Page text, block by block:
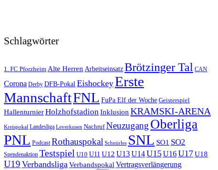
Schlagwörter
1. FC Pforzheim Alte Herren Arbeitseinsatz Brötzinger Tal CAN
Corona Derby DFB-Pokal EishockeyErste
MannschaftFNL FuPa Elf der Woche Geisterspiel
HallenturnierHolzhofstadionInklusionKRAMSKI-ARENA
Kreispokal Landesliga Leverkusen Nachruf Neuzugang Oberliga
PNL Podcast Rothauspokal Schnürles SNL SO1 SO2
Spendenaktion Testspiel U10 U11 U12 U13U14U15U16U17U18
U19 VerbandsligaVerbandspokalVertragsverlängerung